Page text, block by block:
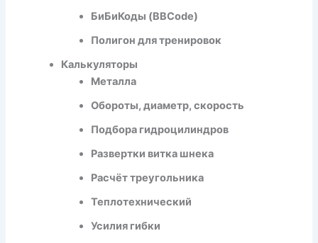
БиБиКоды (BBCode)
Полигон для тренировок
Калькуляторы
Металла
Обороты, диаметр, скорость
Подбора гидроцилиндров
Развертки витка шнека
Расчёт треугольника
Теплотехнический
Усилия гибки